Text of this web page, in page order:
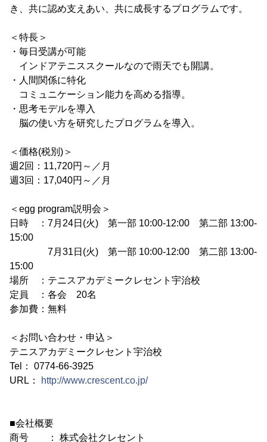
き、共に認め支えあい、共に成長するプログラムです。
＜特長＞
・毎日受講が可能
インドアテニススクールなので雨天でも開講。
・人間関係に特化
コミュニケーション能力を高める指導。
・思考モデルを導入
脳の使い方を研究したプログラムを導入。
＜価格(税別)＞
週2回：11,720円～／月
週3回：17,040円～／月
＜egg program説明会＞
日時 ：7月24日(火) 第一部 10:00-12:00 第二部 13:00-
15:00
7月31日(火) 第一部 10:00-12:00 第二部 13:00-
15:00
場所 ：テニスアカデミークレセント宇治校
定員 ：各会 20名
参加費：無料
＜お問い合わせ・申込＞
テニスアカデミークレセント宇治校
Tel： 0774-66-3925
URL：
http://www.crescent.co.jp/
■会社概要
商号 ： 株式会社クレセント